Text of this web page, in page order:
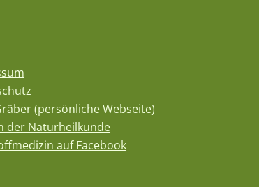
(persönliche Webseite)
der Naturheilkunde
auf Facebook